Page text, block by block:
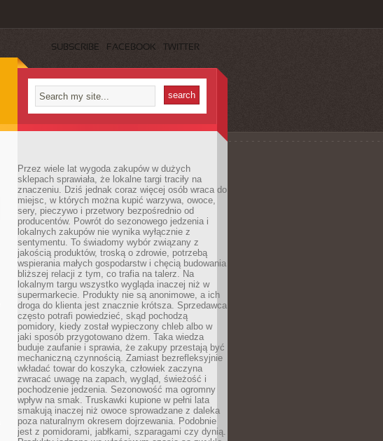
SUBSCRIBE FACEBOOK TWITTER
Przez wiele lat wygoda zakupów w dużych
sklepach sprawiała, że lokalne targi traciły na
znaczeniu. Dziś jednak coraz więcej osób wraca do
miejsc, w których można kupić warzywa, owoce,
sery, pieczywo i przetwory bezpośrednio od
producentów. Powrót do sezonowego jedzenia i
lokalnych zakupów nie wynika wyłącznie z
sentymentu. To świadomy wybór związany z
jakością produktów, troską o zdrowie, potrzebą
wspierania małych gospodarstw i chęcią budowania
bliższej relacji z tym, co trafia na talerz. Na
lokalnym targu wszystko wygląda inaczej niż w
supermarkecie. Produkty nie są anonimowe, a ich
droga do klienta jest znacznie krótsza. Sprzedawca
często potrafi powiedzieć, skąd pochodzą
pomidory, kiedy został wypieczony chleb albo w
jaki sposób przygotowano dżem. Taka wiedza
buduje zaufanie i sprawia, że zakupy przestają być
mechaniczną czynnością. Zamiast bezrefleksyjnie
wkładać towar do koszyka, człowiek zaczyna
zwracać uwagę na zapach, wygląd, świeżość i
pochodzenie jedzenia. Sezonowość ma ogromny
wpływ na smak. Truskawki kupione w pełni lata
smakują inaczej niż owoce sprowadzane z daleka
poza naturalnym okresem dojrzewania. Podobnie
jest z pomidorami, jabłkami, szparagami czy dynią.